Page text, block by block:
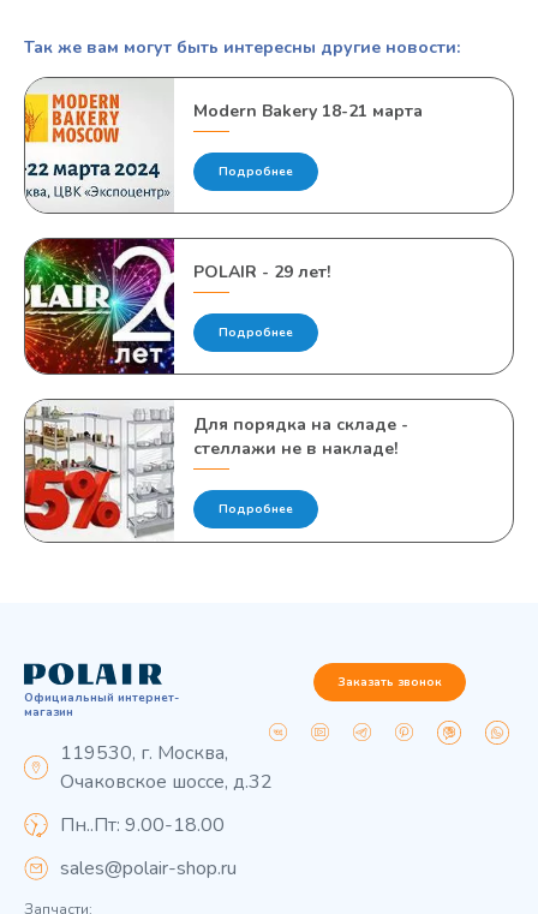
Так же вам могут быть интересны другие новости:
Modern Bakery 18-21 марта
Подробнее
POLAIR - 29 лет!
Подробнее
Для порядка на складе -
стеллажи не в накладе!
Подробнее
Официальный интернет-
магазин
119530, г. Москва,
Очаковское шоссе, д.32
Пн..Пт: 9.00-18.00
sales@polair-shop.ru
Запчасти:
Заказать звонок